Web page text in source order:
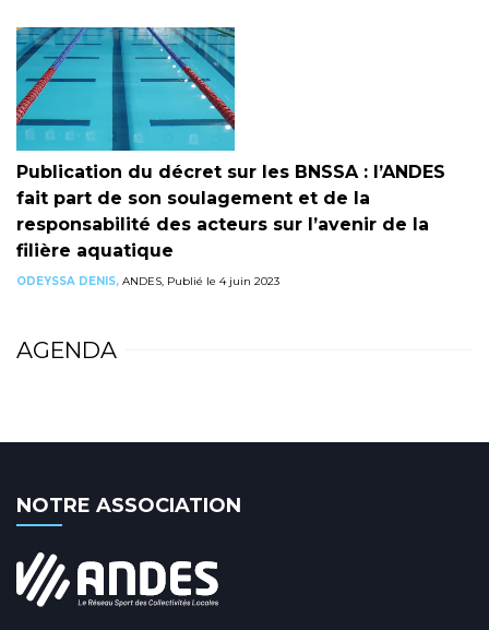
Publication du décret sur les BNSSA : l’ANDES
fait part de son soulagement et de la
responsabilité des acteurs sur l’avenir de la
filière aquatique
ODEYSSA DENIS, ANDES, Publié le 4 juin 2023
AGENDA
NOTRE ASSOCIATION